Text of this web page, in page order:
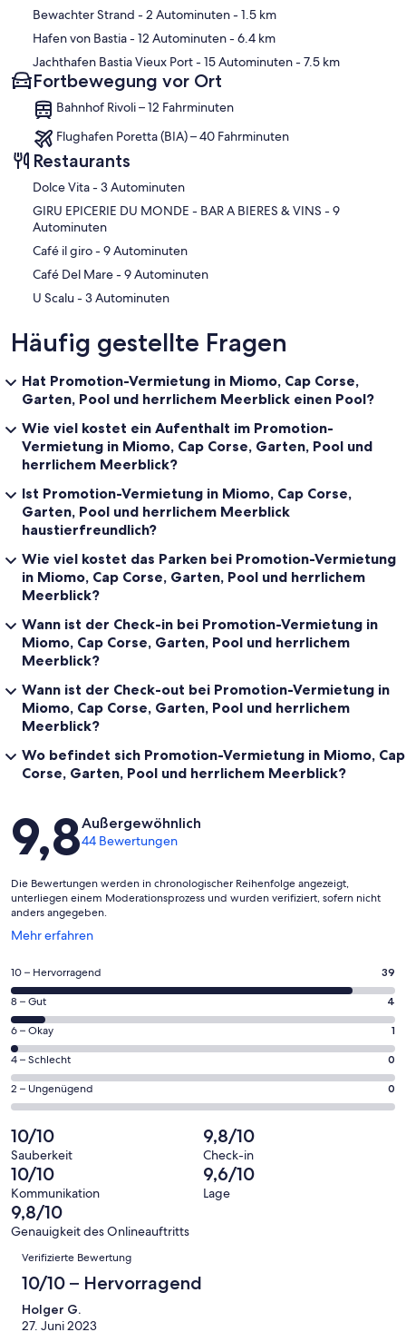
Bewachter Strand - 2 Autominuten- 1.5 km
Hafen von Bastia- 12 Autominuten- 6.4 km
Jachthafen Bastia Vieux Port- 15 Autominuten- 7.5 km
Fortbewegung vor Ort
Bahnhof Rivoli – 12 Fahrminuten
Flughafen Poretta (BIA) – 40 Fahrminuten
Restaurants
‪Dolce Vita - ‬3 Autominuten
‪GIRU EPICERIE DU MONDE - BAR A BIERES & VINS - ‬9
Autominuten
‪Café il giro - ‬9 Autominuten
‪Café Del Mare - ‬9 Autominuten
‪U Scalu - ‬3 Autominuten
Häufig gestellte Fragen
Hat Promotion-Vermietung in Miomo, Cap Corse,
Garten, Pool und herrlichem Meerblick einen Pool?
Wie viel kostet ein Aufenthalt im Promotion-
Vermietung in Miomo, Cap Corse, Garten, Pool und
herrlichem Meerblick?
Ist Promotion-Vermietung in Miomo, Cap Corse,
Garten, Pool und herrlichem Meerblick
haustierfreundlich?
Wie viel kostet das Parken bei Promotion-Vermietung
in Miomo, Cap Corse, Garten, Pool und herrlichem
Meerblick?
Wann ist der Check-in bei Promotion-Vermietung in
Miomo, Cap Corse, Garten, Pool und herrlichem
Meerblick?
Wann ist der Check-out bei Promotion-Vermietung in
Miomo, Cap Corse, Garten, Pool und herrlichem
Meerblick?
Wo befindet sich Promotion-Vermietung in Miomo, Cap
Corse, Garten, Pool und herrlichem Meerblick?
Bewertungen
9,8Außergewöhnlich
44 Bewertungen
Die Bewertungen werden in chronologischer Reihenfolge angezeigt,
unterliegen einem Moderationsprozess und wurden verifiziert, sofern nicht
anders angegeben.
Mehr erfahren
Wird
einem
neuen
Fenster
geöffnet
39
von
insgesamt
44
Gästebewertungen
haben
eine
Bewertung
von
10
-
Hervorragend
10 – Hervorragend 39
4
von
insgesamt
44
Gästebewertungen
haben
Bewertung
von
8
-
Gut
8 – Gut 4
1
von
insgesamt
44
Gästebewertungen
haben
eine
Bewertung
von
6
-
Okay
6 – Okay 1
0
von
insgesamt
Gästebewertungen
haben
eine
Bewertung
von
4
4 – Schlecht 0
0
von
insgesamt
44
Gästebewertungen
haben
eine
Bewertung
2 – Ungenügend 0
10/10
Sauberkeit
9,8/10
Check-in
10/10
Kommunikation
9,6/10
Lage
9,8/10
Genauigkeit des Onlineauftritts
Bewertungen
Verifizierte Bewertung
10/10 – Hervorragend
Holger G.
27. Juni 2023